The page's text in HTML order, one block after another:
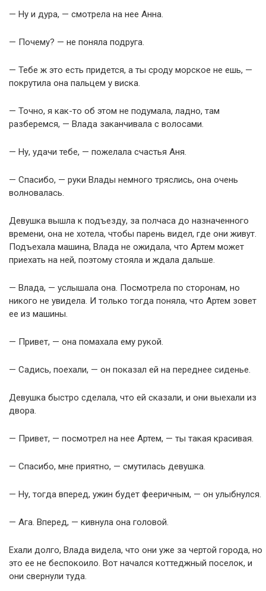
— Ну и дура, — смотрела на нее Анна.
— Почему? — не поняла подруга.
— Тебе ж это есть придется, а ты сроду морское не ешь, —
покрутила она пальцем у виска.
— Точно, я как-то об этом не подумала, ладно, там
разберемся, — Влада заканчивала с волосами.
— Ну, удачи тебе, — пожелала счастья Аня.
— Спасибо, — руки Влады немного тряслись, она очень
волновалась.
Девушка вышла к подъезду, за полчаса до назначенного
времени, она не хотела, чтобы парень видел, где они живут.
Подъехала машина, Влада не ожидала, что Артем может
приехать на ней, поэтому стояла и ждала дальше.
— Влада, — услышала она. Посмотрела по сторонам, но
никого не увидела. И только тогда поняла, что Артем зовет
ее из машины.
— Привет, — она помахала ему рукой.
— Садись, поехали, — он показал ей на переднее сиденье.
Девушка быстро сделала, что ей сказали, и они выехали из
двора.
— Привет, — посмотрел на нее Артем, — ты такая красивая.
— Спасибо, мне приятно, — смутилась девушка.
— Ну, тогда вперед, ужин будет фееричным, — он улыбнулся.
— Ага. Вперед, — кивнула она головой.
Ехали долго, Влада видела, что они уже за чертой города, но
это ее не беспокоило. Вот начался коттеджный поселок, и
они свернули туда.